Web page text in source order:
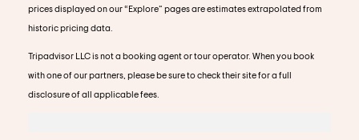
prices displayed on our “Explore” pages are estimates extrapolated from
historic pricing data.
Tripadvisor LLC is not a booking agent or tour operator. When you book
with one of our partners, please be sure to check their site for a full
disclosure of all applicable fees.